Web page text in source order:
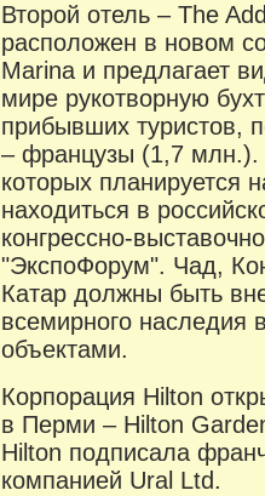
Второй отель – The
расположен в новом
Marina и предлагает
мире рукотворную
прибывших туристов,
– французы (1,7 млн.).
которых планируется
находиться в
конгрессно-
"ЭкспоФорум". Чад,
Катар должны быть
всемирного наследия
объектами.
Корпорация Hilton
в Перми – Hilton
Hilton подписала
компанией Ural Ltd.